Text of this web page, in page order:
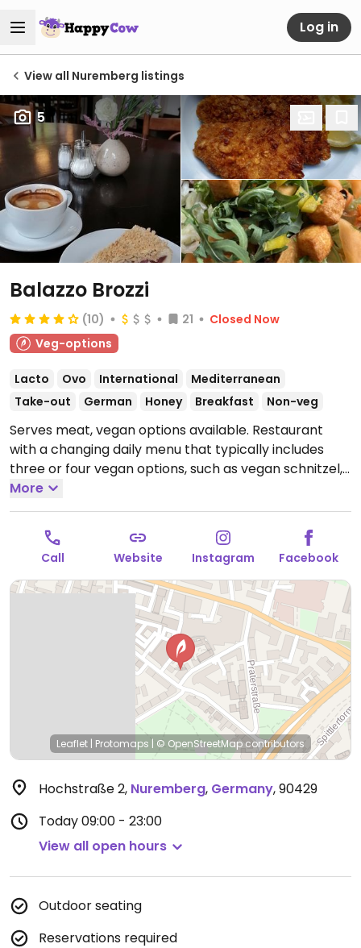
Log in
View all Nuremberg listings
5
Balazzo Brozzi
(10) 21
Closed Now
Veg-options
Lacto Ovo International
Mediterranean
Take-out
German Honey Breakfast Non-veg
Serves meat, vegan options available. Restaurant
with a changing daily menu that typically includes
three or four vegan options, such as vegan schnitzel,
Indian dal, risotto, chili, hummus, vegan cakes, and
plant milk for drinks. Showcases the artwork of local
artists. Card payment possible above €10.
Open
Mon-Sat 09:00-23:00, Sun 09:00-21:00.
More
Call Website Instagram Facebook
Leaflet | Protomaps | © OpenStreetMapcontributors
Hochstraße 2, Nuremberg, Germany,90429
Today09:00 - 23:00
View all open hours
Outdoor seating
Reservations required